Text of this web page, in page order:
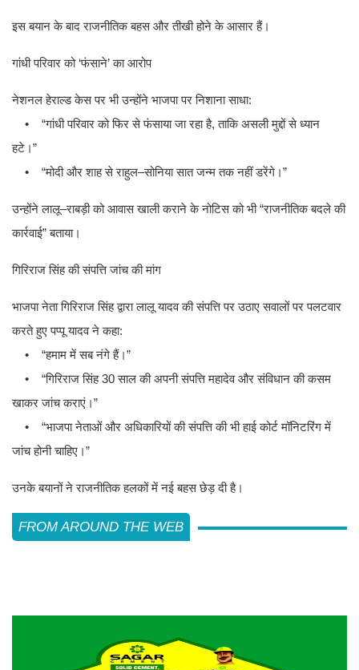
इस बयान के बाद राजनीतिक बहस और तीखी होने के आसार हैं।
गांधी परिवार को ‘फंसाने’ का आरोप
नेशनल हेराल्ड केस पर भी उन्होंने भाजपा पर निशाना साधा:
• “गांधी परिवार को फिर से फंसाया जा रहा है, ताकि असली मुद्दों से ध्यान
हटे।”
• “मोदी और शाह से राहुल–सोनिया सात जन्म तक नहीं डरेंगे।”
उन्होंने लालू–राबड़ी को आवास खाली कराने के नोटिस को भी “राजनीतिक बदले की
कार्रवाई” बताया।
गिरिराज सिंह की संपत्ति जांच की मांग
भाजपा नेता गिरिराज सिंह द्वारा लालू यादव की संपत्ति पर उठाए सवालों पर पलटवार
करते हुए पप्पू यादव ने कहा:
• “हमाम में सब नंगे हैं।”
• “गिरिराज सिंह 30 साल की अपनी संपत्ति महादेव और संविधान की कसम
खाकर जांच कराएं।”
• “भाजपा नेताओं और अधिकारियों की संपत्ति की भी हाई कोर्ट मॉनिटरिंग में
जांच होनी चाहिए।”
उनके बयानों ने राजनीतिक हलकों में नई बहस छेड़ दी है।
FROM AROUND THE WEB